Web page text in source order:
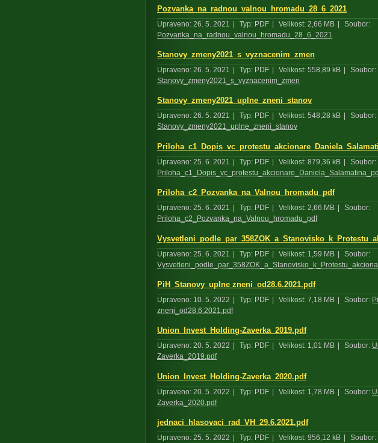
Pozvanka_na_radnou_valnou_hromadu_28_6_2021
Upraveno: 26. 5. 2021 | Typ: PDF | Velikost: 2,66 MB |
Soubor:
Pozvanka_na_radnou_valnou_hromadu_28_6_2021
Stanovy_zmeny2021_s_vyznacenim_zmen
Upraveno: 26. 5. 2021 Typ: PDF Velikost: 558,89 kB
Soubor:
Stanovy_zmeny2021_s_vyznacenim_zmen
Stanovy_zmeny2021_uplne_zneni_stanov
Upraveno: 26. 5. 2021 Typ: PDF Velikost: 548,28 kB
Soubor:
Stanovy_zmeny2021_uplne_zneni_stanov
Upraveno: 25. 6. 2021 | Typ: PDF | Velikost: 879,36 kB |
Soubor:
Priloha_c2_Pozvanka_na_Valnou_hromadu_pdf
Upraveno: 25. 6. 2021 Typ: PDF Velikost: 2,66 MB
Soubor:
Priloha_c2_Pozvanka_na_Valnou_hromadu_pdf
Upraveno: 25. 6. 2021 | Typ: PDF | Velikost: 1,59 MB |
Soubor:
PiH_Stanovy_uplne zneni_od28.6.2021.pdf
Upraveno: 10. 5. 2022 | Typ: PDF | Velikost: 7,18 MB | Soubor:
zneni_od28.6.2021.pdf
Union_Invest_Holding-Zaverka_2019.pdf
Upraveno: 20. 5. 2022 Typ: PDF Velikost: 1,01 MB Soubor:
Zaverka_2019.pdf
Union_Invest_Holding-Zaverka_2020.pdf
Upraveno: 20. 5. 2022 | Typ: PDF | Velikost: 1,78 MB | Soubor:
Zaverka_2020.pdf
jednaci_hlasovaci_rad_VH_29.6.2021.pdf
Upraveno: 25. 5. 2022 Typ: PDF Velikost: 956,12 kB
Soubor: